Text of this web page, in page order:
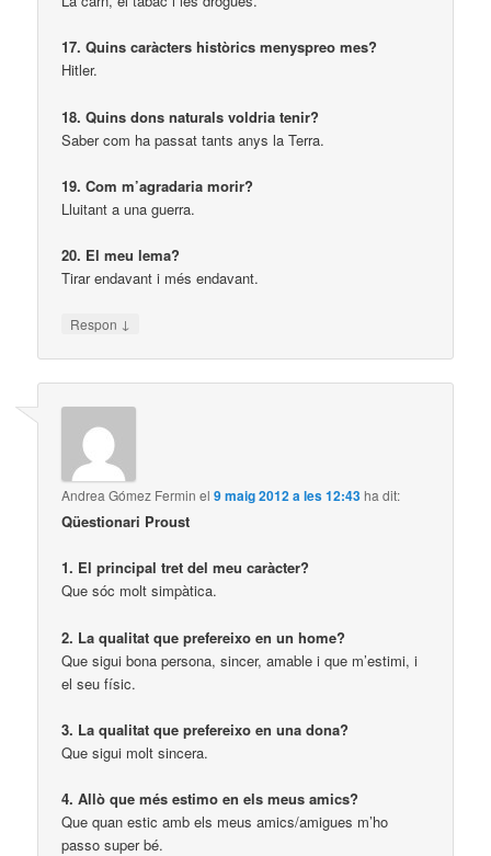
17. Quins caràcters històrics menyspreo mes?
Hitler.
18. Quins dons naturals voldria tenir?
Saber com ha passat tants anys la Terra.
19. Com m’agradaria morir?
Lluitant a una guerra.
20. El meu lema?
Tirar endavant i més endavant.
Respon ↓
Andrea Gómez Fermin el9 maig 2012 a les 12:43ha dit:
Qüestionari Proust
1. El principal tret del meu caràcter?
Que sóc molt simpàtica.
2. La qualitat que prefereixo en un home?
Que sigui bona persona, sincer, amable i que m’estimi, i
el seu físic.
3. La qualitat que prefereixo en una dona?
Que sigui molt sincera.
4. Allò que més estimo en els meus amics?
Que quan estic amb els meus amics/amigues m’ho
passo super bé.